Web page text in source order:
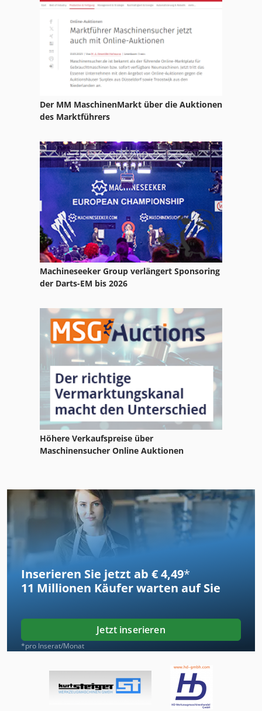
Der MM MaschinenMarkt über die Auktionen
des Marktführers
Machineseeker Group verlängert Sponsoring
der Darts-EM bis 2026
Höhere Verkaufspreise über
Maschinensucher Online Auktionen
Inserieren Sie jetzt ab € 4,49*
11 Millionen Käufer warten auf Sie
Jetzt inserieren
*pro Inserat/Monat